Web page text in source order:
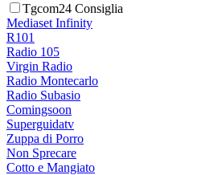
Tgcom24 Consiglia
Mediaset Infinity
R101
Radio 105
Virgin Radio
Radio Montecarlo
Radio Subasio
Comingsoon
Superguidatv
Zuppa di Porro
Non Sprecare
Cotto e Mangiato